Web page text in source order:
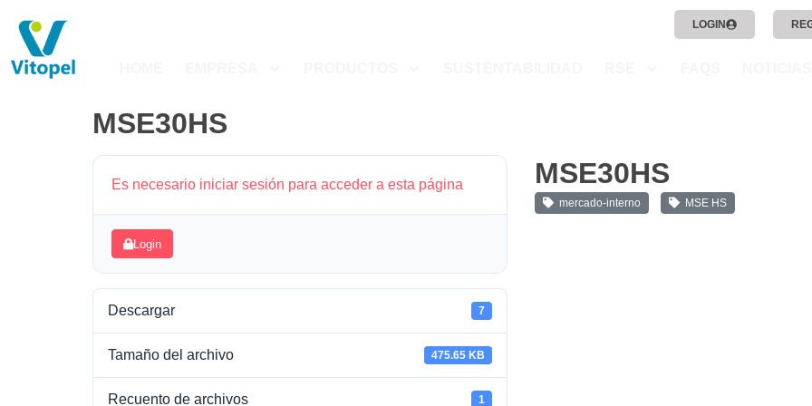
LOGIN
MSE30HS
Es necesario iniciar sesión para acceder a esta página
Login
Descargar 7
Tamaño del archivo 475.65 KB
Recuento de archivos 1
MSE30HS
mercado-interno MSE HS